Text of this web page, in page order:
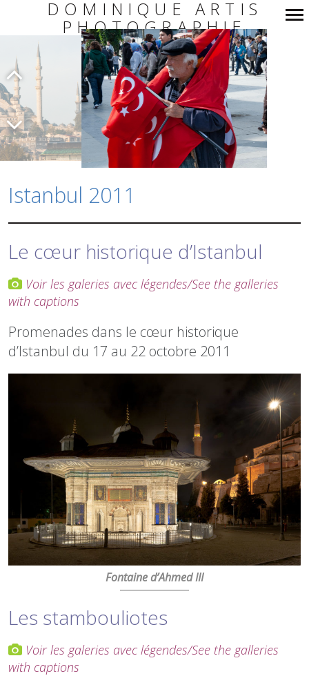
Navigation
principale
DOMINIQUE ARTIS
PHOTOGRAPHIE
Istanbul 2011
Le cœur historique d’Istanbul
Voir les galeries avec légendes/See the galleries
with captions
Promenades dans le cœur historique
d’Istanbul du 17 au 22 octobre 2011
Fontaine d’Ahmed III
Les stambouliotes
Voir les galeries avec légendes/See the galleries
with captions